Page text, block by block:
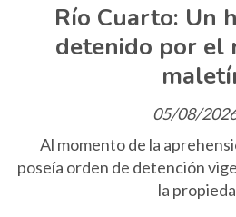
Río Cuarto: Un
detenido por el
05/08/
Al momento de la
poseía orden de detención
la